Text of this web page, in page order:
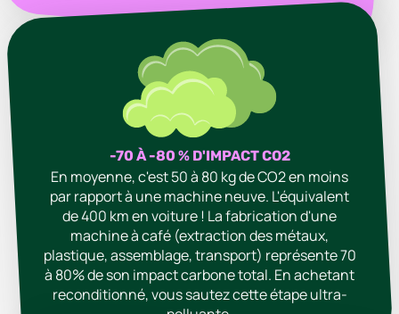
-70 À -80 % D'IMPACT CO2
En moyenne, c'est 50 à 80 kg de CO2 en moins
par rapport à une machine neuve. L'équivalent
de 400 km en voiture ! La fabrication d'une
machine à café (extraction des métaux,
plastique, assemblage, transport) représente 70
à 80% de son impact carbone total. En achetant
reconditionné, vous sautez cette étape ultra-